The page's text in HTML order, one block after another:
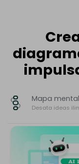
Mapa
Desata ideas